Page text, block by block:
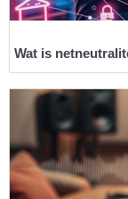
Wat is